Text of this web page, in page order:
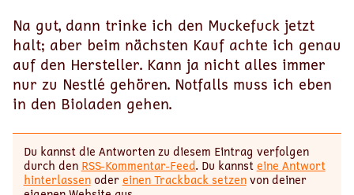
Na gut, dann trinke ich den Muckefuck jetzt
halt; aber beim nächsten Kauf achte ich genau
auf den Hersteller. Kann ja nicht alles immer
nur zu Nestlé gehören. Notfalls muss ich eben
in den Bioladen gehen.
Du kannst die Antworten zu diesem Eintrag verfolgen
durch den RSS-Kommentar-Feed. Du kannsteine Antwort
hinterlassenodereinen Trackback setzenvon deiner